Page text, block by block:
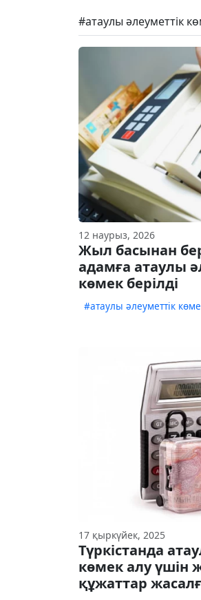
#атаулы әлеуметтік
12 наурыз, 2026
Жыл басынан
адамға атаулы
көмек берілді
#атаулы әлеуметтік
17 қыркүйек, 2025
Түркістанда
көмек алу үшін
құжаттар